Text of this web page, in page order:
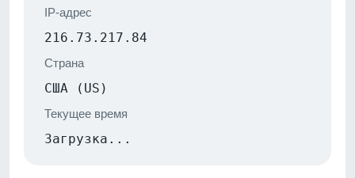
IP-адрес
216.73.217.84
Страна
США (US)
Текущее время
Загрузка...